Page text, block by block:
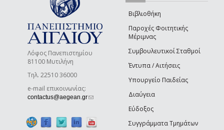
Λόφος Πανεπιστημίου
81100 Μυτιλήνη
Τηλ. 22510 36000
e-mail επικοινωνίας:
contactus@aegean.gr(link sends e-mail)
Βιβλιοθήκη
Παροχές Φοιτητικής
Μέριμνας
Συμβουλευτικοί Σταθμοί
Έντυπα / Αιτήσεις
Υπουργείο Παιδείας
Διαύγεια
Εύδοξος
Συγγράμματα Τμημάτων